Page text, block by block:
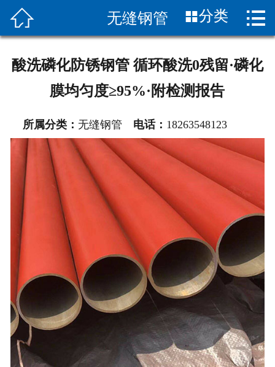
 首页
产品知识
工程案例
 无缝钢管 分类 
酸洗磷化防锈钢管 循环酸洗0残留·磷化
膜均匀度≥95%·附检测报告
所属分类： 无缝钢管 电话： 18263548123